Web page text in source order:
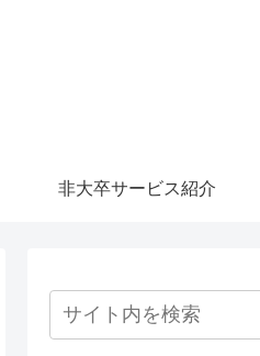
非大卒サービス紹介